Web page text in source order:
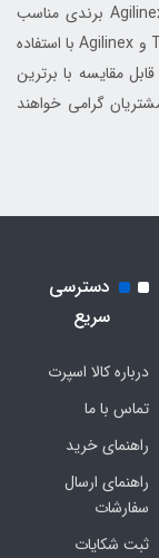
و همچنین کیسه شنی 5، 10 و 15 کیلوگرمی برند Agilinex برندی مناسب
خواهد بود. برند های Trendy و Agilinex با استفاده
مقایسه با برترین
گرامی خواهند
دسترسی
سریع
درباره کالا اسپرت
تماس با ما
راهنمای خرید
راهنمای ارسال
سفارشات
ثبت شکایات